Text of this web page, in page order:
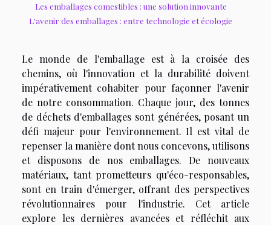
Les emballages comestibles : une solution innovante
L'avenir des emballages : entre technologie et écologie
Le monde de l'emballage est à la croisée des
chemins, où l'innovation et la durabilité doivent
impérativement cohabiter pour façonner l'avenir
de notre consommation. Chaque jour, des tonnes
de déchets d'emballages sont générées, posant un
défi majeur pour l'environnement. Il est vital de
repenser la manière dont nous concevons, utilisons
et disposons de nos emballages. De nouveaux
matériaux, tant prometteurs qu'éco-responsables,
sont en train d'émerger, offrant des perspectives
révolutionnaires pour l'industrie. Cet article
explore les dernières avancées et réfléchit aux